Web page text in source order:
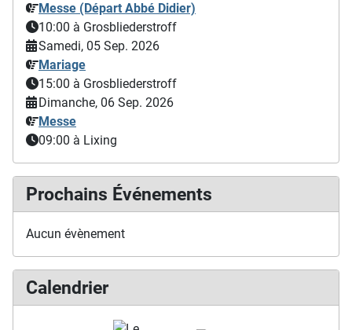
Messe (Départ Abbé Didier)
10:00 à Grosbliederstroff
Samedi, 05 Sep. 2026
Mariage
15:00 à Grosbliederstroff
Dimanche, 06 Sep. 2026
Messe
09:00 à Lixing
Prochains Événements
Aucun évènement
Calendrier